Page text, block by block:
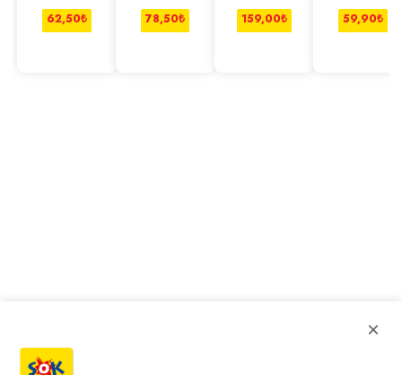
62,50₺
78,50₺
159,00₺ Losyon 750 ml
59,90₺
×